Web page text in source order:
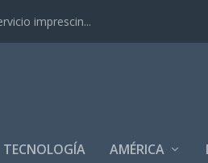
imprescin...
TECNOLOGÍA AMÉRICA